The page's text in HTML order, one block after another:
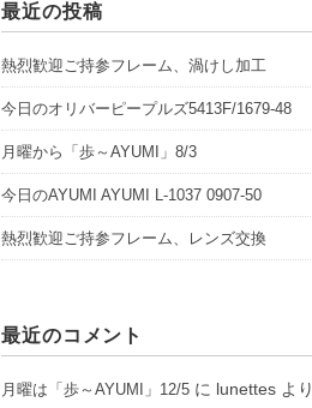
最近の投稿
熱烈歓迎ご持参フレーム、渦けし加工
今日のオリバーピープルズ5413F/1679-48
月曜から「歩～AYUMI」8/3
今日のAYUMI AYUMI L-1037 0907-50
熱烈歓迎ご持参フレーム、レンズ交換
最近のコメント
月曜は「歩～AYUMI」12/5 に lunettes より